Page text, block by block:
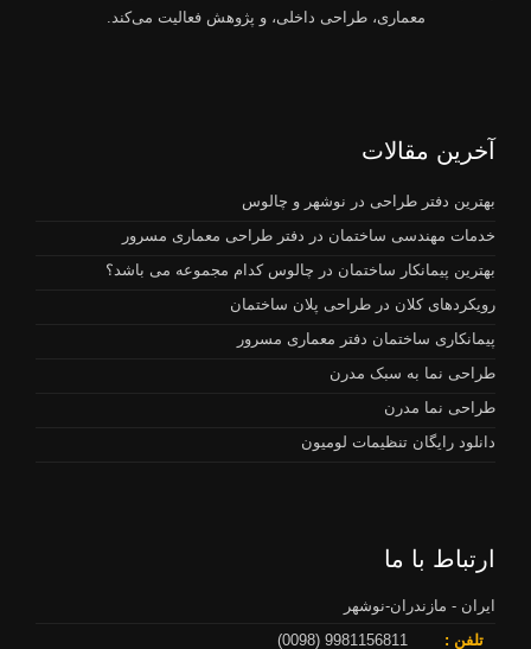
معماری، طراحی داخلی، و پژوهش فعالیت می‌کند.
آخرین مقالات
بهترین دفتر طراحی در نوشهر و چالوس
خدمات مهندسی ساختمان در دفتر طراحی معماری مسرور
بهترین پیمانکار ساختمان در چالوس کدام مجموعه می باشد؟
رویکردهای کلان در طراحی پلان ساختمان
پیمانکاری ساختمان دفتر معماری مسرور
طراحی نما به سبک مدرن
طراحی نما مدرن
دانلود رایگان تنظیمات لومیون
ارتباط با ما
ایران - مازندران-نوشهر
تلفن :